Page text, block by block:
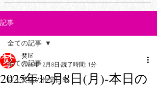
記事
全ての記事
店主焚屋の作業日報
全ての記事
2025年12月8日(月)-本日の
焚屋
2025年12月8日 読了時間: 1分